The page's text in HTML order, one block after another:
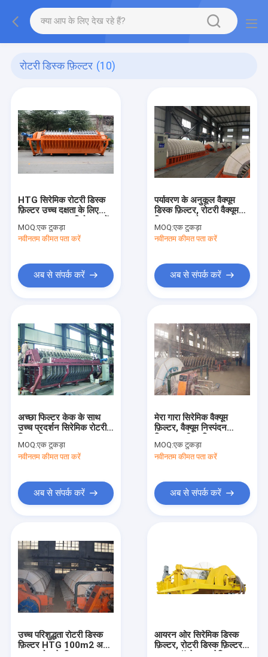
रोटरी डिस्क फ़िल्टर (10)
HTG सिरेमिक रोटरी डिस्क
फ़िल्टर उच्च दक्षता के लिए
MOQ:एक टुकड़ा
नवीनतम कीमत पता करें
अब से संपर्क करें
पर्यावरण के अनुकूल वैक्यूम
डिस्क फ़िल्टर, रोटरी वैक्यूम
MOQ:एक टुकड़ा
नवीनतम कीमत पता करें
अब से संपर्क करें
अच्छा फिल्टर केक के साथ
उच्च प्रदर्शन सिरेमिक रोटरी
MOQ:एक टुकड़ा
नवीनतम कीमत पता करें
अब से संपर्क करें
मेरा गारा सिरेमिक वैक्यूम
फ़िल्टर, वैक्यूम निस्पंदन
MOQ:एक टुकड़ा
नवीनतम कीमत पता करें
अब से संपर्क करें
उच्च परिशुद्धता रोटरी डिस्क
फ़िल्टर HTG 100m2 अलग
आयरन ओर सिरेमिक डिस्क
फ़िल्टर, रोटरी डिस्क फ़िल्टर